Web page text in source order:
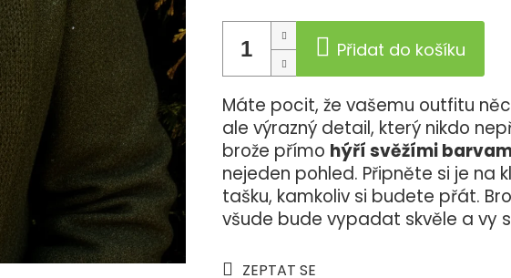
Přidat do košíku
Máte pocit, že vašemu outfitu
ale výrazný detail, který nikdo
brože přímo hýří svěžími
nejeden pohled. Připněte si je na
tašku, kamkoliv si budete přát.
všude bude vypadat skvěle a vy
ZEPTAT SE